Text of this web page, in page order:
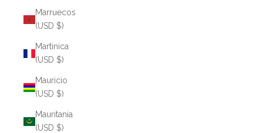
Marruecos
(USD $)
Martinica
(USD $)
Mauricio
(USD $)
Mauritania
(USD $)